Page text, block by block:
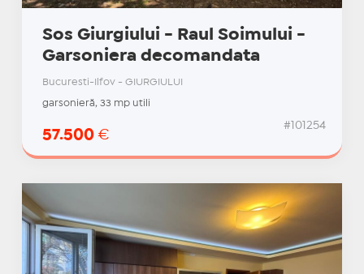
Sos Giurgiului - Raul Soimului -
Garsoniera decomandata
Bucuresti-Ilfov - GIURGIULUI
garsonieră, 33 mp utili
57.500 €
#101254